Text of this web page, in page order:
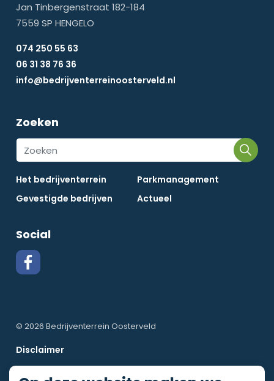
Jan Tinbergenstraat 182-184
7559 SP HENGELO
074 250 55 63
06 31 38 76 36
info@bedrijventerreinoosterveld.nl
Zoeken
Het bedrijventerrein
Parkmanagement
Gevestigde bedrijven
Actueel
Social
© 2026 Bedrijventerrein Oosterveld
Disclaimer